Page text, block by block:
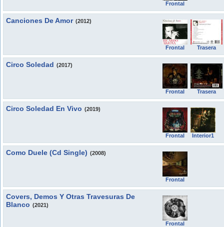
Frontal
Canciones De Amor (2012)
Frontal Trasera
Circo Soledad (2017)
Frontal Trasera
Circo Soledad En Vivo (2019)
Frontal Interior1
Como Duele (Cd Single) (2008)
Frontal
Covers, Demos Y Otras Travesuras De
Blanco (2021)
Frontal